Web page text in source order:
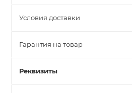
Условия доставки
Гарантия на товар
Реквизиты